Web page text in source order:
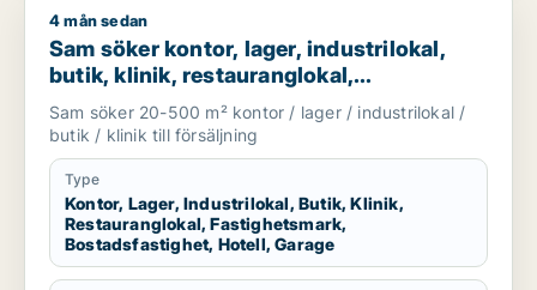
Sam söker kontor, lager, industrilokal, butik, klinik,
4 mån sedan
Sam söker kontor, lager, industrilokal,
butik, klinik, restauranglokal,
fastighetsmark, bostadsfastighet, hotell
eller garage till salu i Malmö
Sam söker 20-500 m² kontor / lager / industrilokal /
butik / klinik till försäljning
Type
Kontor, Lager, Industrilokal, Butik, Klinik,
Restauranglokal, Fastighetsmark,
Bostadsfastighet, Hotell, Garage